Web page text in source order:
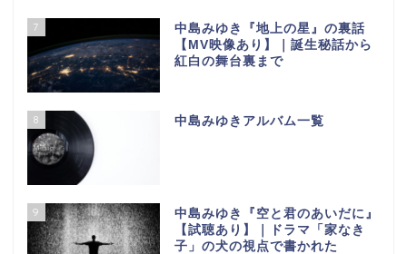
7
中島みゆき『地上の星』の裏話
【МV映像あり】｜誕生秘話から
紅白の舞台裏まで
8 中島みゆきアルバム一覧
9
中島みゆき『空と君のあいだに』
【試聴あり】｜ドラマ「家なき
子」の犬の視点で書かれた